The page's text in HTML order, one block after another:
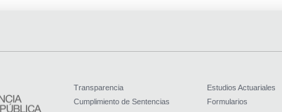
Transparencia
Cumplimiento de Sentencias
Estudios Actuariales
Formularios